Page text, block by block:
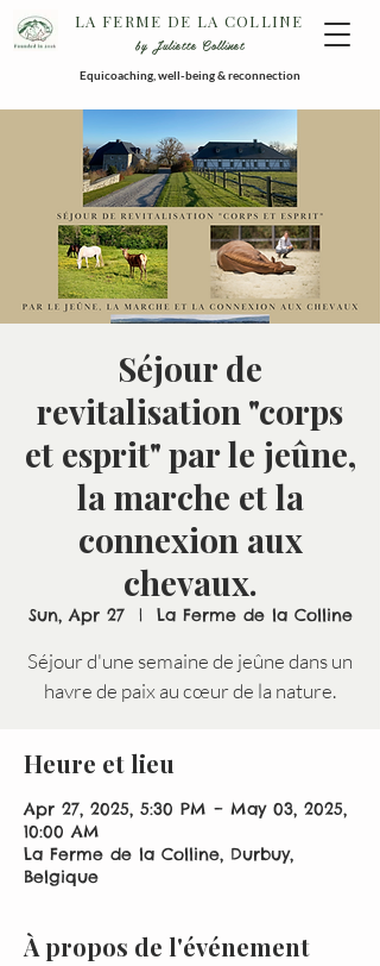
LA FERME DE LA COLLINE
by Juliette Collinet
Equicoaching, well-being & reconnection
Séjour de
revitalisation "corps
et esprit" par le jeûne,
la marche et la
connexion aux
chevaux.
Sun, Apr 27
  |
La Ferme de la Colline
Séjour d'une semaine de jeûne dans un
havre de paix au cœur de la nature.
Heure et lieu
Apr 27, 2025, 5:30 PM – May 03, 2025,
10:00 AM
La Ferme de la Colline, Durbuy,
Belgique
À propos de l'événement